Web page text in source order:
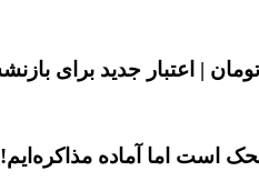
است اما آماده مذاکره‌ایم!